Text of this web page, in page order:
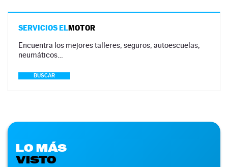
SERVICIOS ELMOTOR
Encuentra los mejores talleres, seguros, autoescuelas,
neumáticos…
BUSCAR
LO MÁS
VISTO